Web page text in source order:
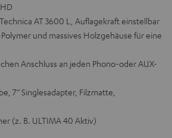
AT 3600 L, Auflagekraft einstellbar
und massives Holzgehäuse für eine
Anschluss an jeden Phono-oder AUX-
7‘‘ Singlesadapter, Filzmatte,
(z. B. ULTIMA 40 Aktiv)